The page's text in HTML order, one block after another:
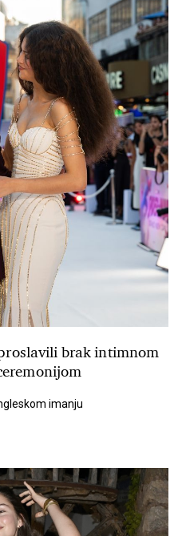
brak intimnom
imanju